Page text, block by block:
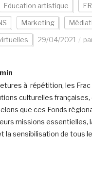
Education artistique
Marketing
29/04/2021
min
à répétition, les
culturelles françaises,
que ces Fonds
missions essentielles,
la sensibilisation de tous